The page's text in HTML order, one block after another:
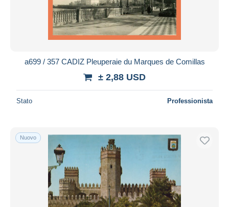
a699 / 357 CADIZ Pleuperaie du Marques de Comillas
± 2,88 USD
Stato Professionista
Nuovo